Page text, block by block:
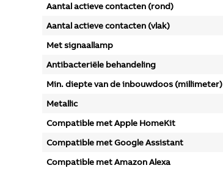
Aantal actieve contacten (rond)
Aantal actieve contacten (vlak)
Met signaallamp
Antibacteriële behandeling
Min. diepte van de inbouwdoos (millimeter)
Metallic
Compatible met Apple HomeKit
Compatible met Google Assistant
Compatible met Amazon Alexa